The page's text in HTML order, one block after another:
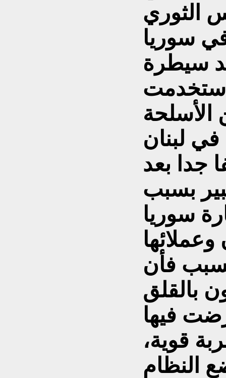
الثوري
سوريا
سيطرة
استخدمت
جدا بعد
بسبب
سوريا
فأن
بالقلق
فيها
قوية،
النظام